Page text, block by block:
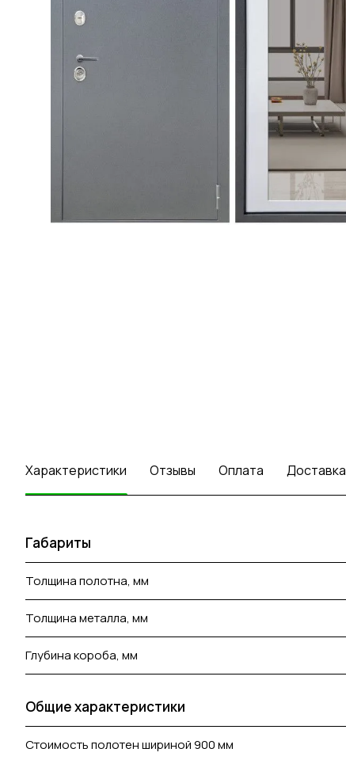
Характеристики Отзывы Оплата Доставка
Габариты
Толщина полотна, мм
Толщина металла, мм
Глубина короба, мм
Общие характеристики
Стоимость полотен шириной 900 мм